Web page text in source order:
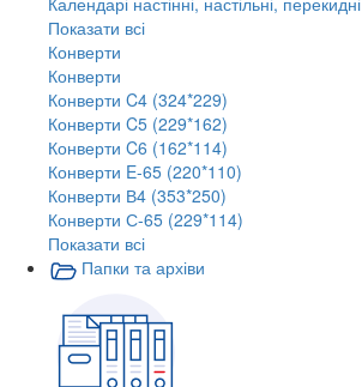
Показати всі
Конверти
Конверти
Конверти C4 (324*229)
Конверти C5 (229*162)
Конверти C6 (162*114)
Конверти E-65 (220*110)
Конверти В4 (353*250)
Конверти С-65 (229*114)
Показати всі
Папки та архіви